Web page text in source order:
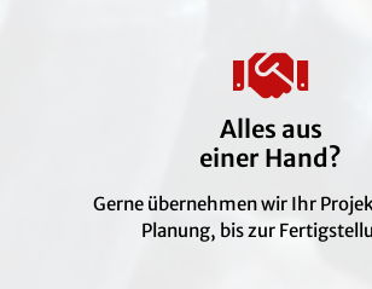
Alles aus
einer Hand?
Gerne übernehmen wir Ihr
Planung, bis zur